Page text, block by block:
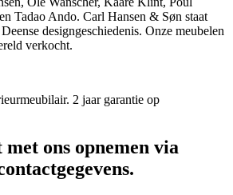
Tadao Ando. Carl Hansen & Søn staat
designgeschiedenis. Onze meubelen
verkocht.
2 jaar garantie op
ons opnemen via